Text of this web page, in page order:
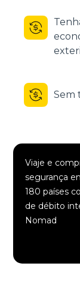
Sem
Viaje e
segurança
180 países
de débito
Nomad